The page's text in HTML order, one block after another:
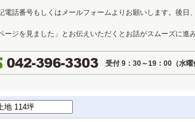
電話番号もしくはメールフォームよりお願いします。後日
ジを見ました」とお伝えいただくとお話がスムーズに進み
受付 9：30～19：00（水曜